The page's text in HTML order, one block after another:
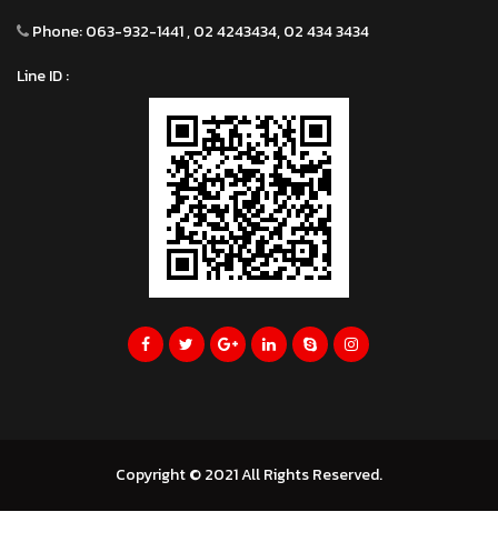
Phone:063-932-1441 , 02 4243434, 02 434 3434
Line ID :
Copyright © 2021 All Rights Reserved.